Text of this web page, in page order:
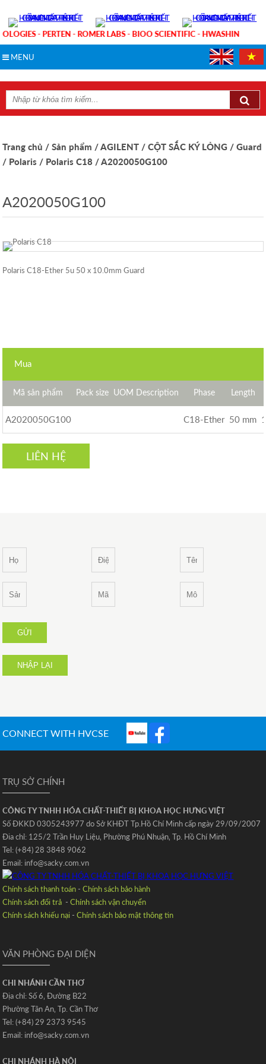
- PERTEN - ROMER LABS - BIOO SCIENTIFIC - HWASHIN
MENU
Trang chủ / Sản phẩm / AGILENT / CỘT SẮC KÝ LỎNG / Guard
/ Polaris / Polaris C18 / A2020050G100
A2020050G100
Polaris C18-Ether 5u 50 x 10.0mm Guard
Mua
Mã sản phẩm Pack size UOM Description Phase Length
A2020050G100 C18-Ether 50 mm
LIÊN HỆ
GỬI
NHẬP LẠI
CONNECT WITH HVCSE
TRỤ SỞ CHÍNH
CÔNG TY TNHH HÓA CHẤT-THIẾT BỊ KHOA HỌC HƯNG VIỆT
Số ĐKKD 0305243977 do Sở KHĐT Tp.Hồ Chí Minh cấp ngày 29/09/2007
Đia chỉ: 125/2 Trần Huy Liệu‚ Phường Phú Nhuận‚ Tp. Hồ Chí Minh
Tel: (+84) 28 3848 9062
Email: info@sacky.com.vn
Chính sách thanh toán-Chính sách bảo hành
Chính sách đổi trả -Chính sách vận chuyển
Chính sách khiếu nại-Chính sách bảo mật thông tin
VĂN PHÒNG ĐẠI DIỆN
CHI NHÁNH CẦN THƠ
Địa chỉ: Số 6‚ Đường B22
Phường Tân An‚ Tp. Cần Thơ
Tel: (+84) 29 2373 9545
Email: info@sacky.com.vn
CHI NHÁNH HÀ NỘI